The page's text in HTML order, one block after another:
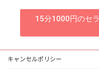
15分1000円のセ
キャンセルポリシー